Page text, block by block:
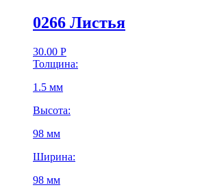
0266 Листья
30.00 Р
Толщина:
1.5 мм
Высота:
98 мм
Ширина:
98 мм